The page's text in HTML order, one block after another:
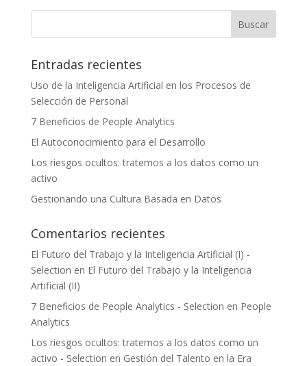
Entradas recientes
Uso de la Inteligencia Artificial en los Procesos de
Selección de Personal
7 Beneficios de People Analytics
El Autoconocimiento para el Desarrollo
Los riesgos ocultos: tratemos a los datos como un
activo
Gestionando una Cultura Basada en Datos
Comentarios recientes
El Futuro del Trabajo y la Inteligencia Artificial (I) -
Selection en El Futuro del Trabajo y la Inteligencia
Artificial (II)
7 Beneficios de People Analytics - Selection en People
Analytics
Los riesgos ocultos: tratemos a los datos como un
activo - Selection en Gestión del Talento en la Era